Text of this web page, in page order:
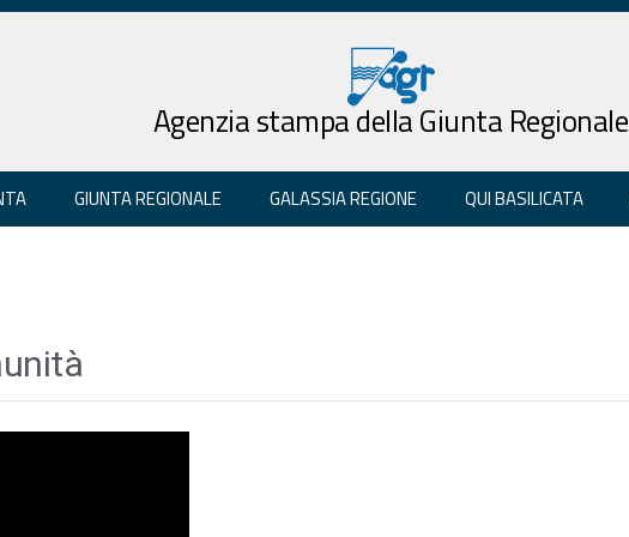
Agenzia stampa della Giunta Regionale
GIUNTA REGIONALE GALASSIA REGIONE QUI BASILICATA